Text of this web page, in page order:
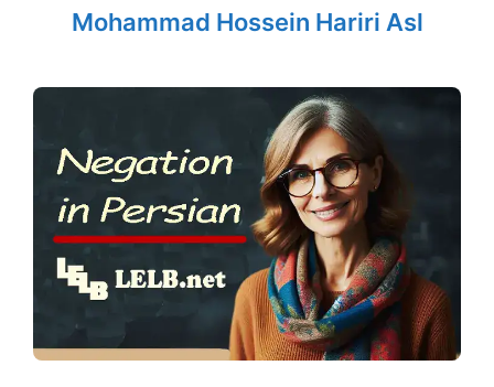
Mohammad Hossein Hariri Asl